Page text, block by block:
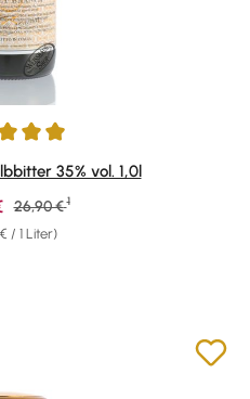
von 4.94 von 5 Sternen
35% vol. 1,0l
/ 1 Liter)
Verkaufspreis:
Regulärer Preis:
26,90 € 1